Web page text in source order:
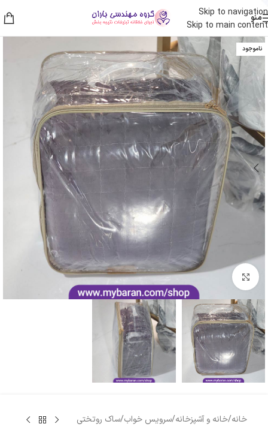
Skip to navigation
Skip to main content
منو
ناموجود
بزرگنمایی تصویر
خانه/خانه و آشپزخانه/سرویس خواب/ساک روتختی